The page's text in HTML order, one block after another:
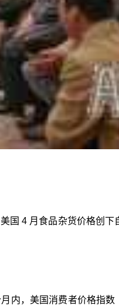
国 4 月食品杂货价格创下
内，美国消费者价格指